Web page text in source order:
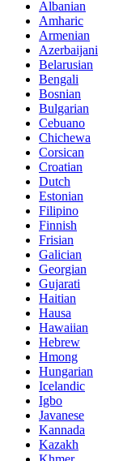
Albanian
Amharic
Armenian
Azerbaijani
Belarusian
Bengali
Bosnian
Bulgarian
Cebuano
Chichewa
Corsican
Croatian
Dutch
Estonian
Filipino
Finnish
Frisian
Galician
Georgian
Gujarati
Haitian
Hausa
Hawaiian
Hebrew
Hmong
Hungarian
Icelandic
Igbo
Javanese
Kannada
Kazakh